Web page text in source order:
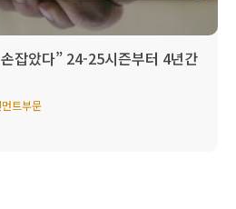
잡았다” 24-25시즌부터 4년간
트부문